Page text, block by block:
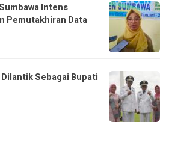
Intens
Pemutakhiran Data
Sebagai Bupati